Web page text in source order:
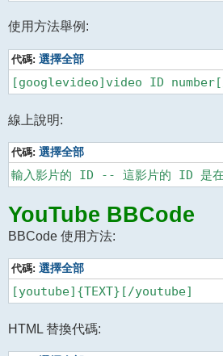
使用方法舉例:
代碼: 選擇全部
線上說明:
代碼: 選擇全部
YouTube BBCode
BBCode 使用方法:
代碼: 選擇全部
HTML 替換代碼: